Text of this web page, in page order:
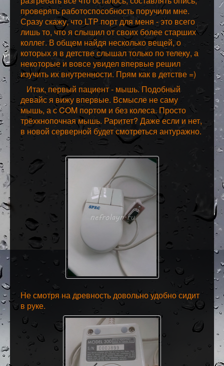
проверять работоспособность поручили мне.
Сразу скажу, что LTP порт для меня - это всего
лишь то, что я слышил от своих более старших
коллег. В общем найдя несколько вещей, о
которых я в детстве слышал только по телеку, а
некоторые и вовсе увидел впервые решил
изучить их внутренности. Прям как в детстве =)
Итак, первый пациент - мышь. Подобный
девайс я вижу впервые. Всмысле не саму
мышь, а с COM портом и без колеса. Просто
трёхкнопочная мышь. Раритет? Даже если и нет,
в новой серверной будет смотреться антуражно.
Не смотря на древность довольно удобно сидит
в руке.